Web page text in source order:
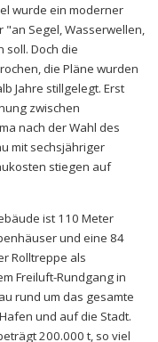
wurde ein moderner
Segel, Wasserwellen,
Doch die
die Pläne wurden
Jahre stillgelegt. Erst
zwischen
nach der Wahl des
mit sechsjähriger
stiegen auf
ist 110 Meter
und eine 84
Rolltreppe als
Freiluft-Rundgang in
rund um das gesamte
und auf die Stadt.
200.000 t, so viel